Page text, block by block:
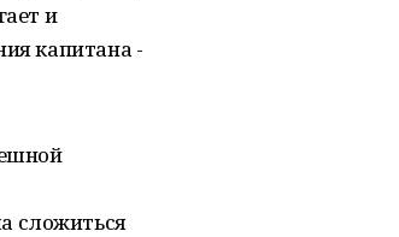
и
капитана -
сложиться